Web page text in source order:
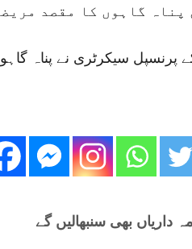
پناہ گاہوں کا مقصد
پرنسپل سیکرٹری نے پناہ
بھی سنبھالیں گے